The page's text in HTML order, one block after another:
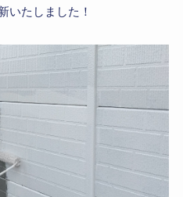
いたしました！